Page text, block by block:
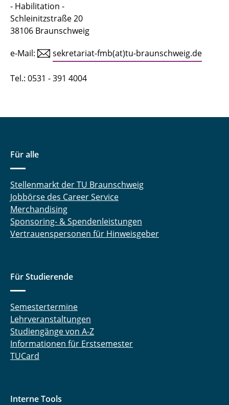
- Habilitation -
Schleinitzstraße 20
38106 Braunschweig
e-Mail:
sekretariat-fmb(at)tu-braunschweig.de
Tel.: 0531 - 391 4004
Für alle
Stellenmarkt der TU Braunschweig
Jobbörse des Career Service
Merchandising
Sponsoring- & Spendenleistungen
Vertrauenspersonen für Hinweisgeber
Für Studierende
Semestertermine
Lehrveranstaltungen
Studiengänge von A-Z
Informationen für Erstsemester
TUCard
Interne Tools